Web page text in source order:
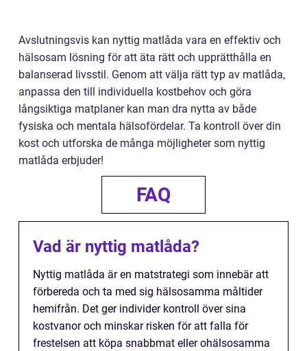
Avslutningsvis kan nyttig matlåda vara en effektiv och
hälsosam lösning för att äta rätt och upprätthålla en
balanserad livsstil. Genom att välja rätt typ av matlåda,
anpassa den till individuella kostbehov och göra
långsiktiga matplaner kan man dra nytta av både
fysiska och mentala hälsofördelar. Ta kontroll över din
kost och utforska de många möjligheter som nyttig
matlåda erbjuder!
FAQ
Vad är nyttig matlåda?
Nyttig matlåda är en matstrategi som innebär att
förbereda och ta med sig hälsosamma måltider
hemifrån. Det ger individer kontroll över sina
kostvanor och minskar risken för att falla för
frestelsen att köpa snabbmat eller ohälsosamma